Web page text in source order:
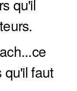
qu'il
qu'il faut